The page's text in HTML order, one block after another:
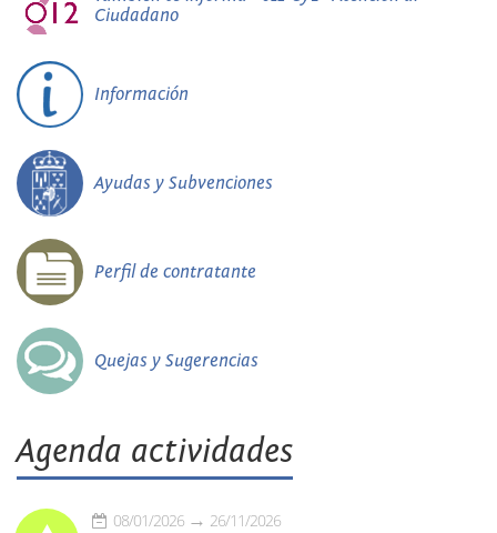
Ciudadano
Información
Ayudas y Subvenciones
Perfil de contratante
Quejas y Sugerencias
Agenda actividades
08/01/2026 26/11/2026